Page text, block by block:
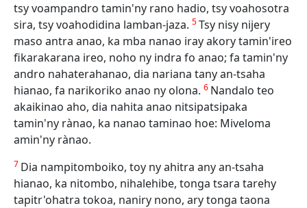
tsy voampandro tamin'ny rano hadio, tsy voahosotra
sira, tsy voahodidina lamban-jaza. 5Tsy nisy nijery
maso antra anao, ka mba nanao iray akory tamin'ireo
fikarakarana ireo, noho ny indra fo anao; fa tamin'ny
andro nahaterahanao, dia nariana tany an-tsaha
hianao, fa narikoriko anao ny olona. 6 Nandalo teo
akaikinao aho, dia nahita anao nitsipatsipaka
tamin'ny rànao, ka nanao taminao hoe: Miveloma
amin'ny rànao.
7 Dia nampitomboiko, toy ny ahitra any an-tsaha
hianao, ka nitombo, nihalehibe, tonga tsara tarehy
tapitr'ohatra tokoa, naniry nono, ary tonga taona